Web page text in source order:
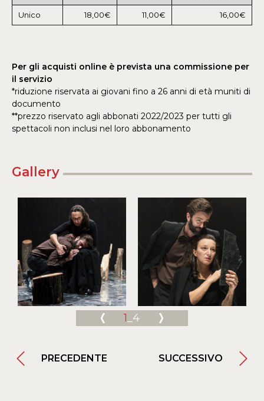
Unico 18,00€ 11,00€ 16,00€
​Per gli acquisti online è prevista una commissione per
il servizio
​*riduzione riservata ai giovani fino a 26 anni di età muniti di
documento
**prezzo riservato agli abbonati 2022/2023 per tutti gli
spettacoli non inclusi nel loro abbonamento
Gallery
1 _4
PRECEDENTE SUCCESSIVO